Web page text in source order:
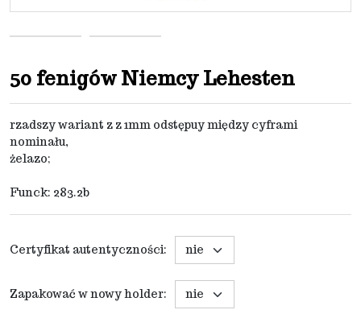
50 fenigów Niemcy Lehesten
rzadszy wariant z z 1mm odstępuy między cyframi
nominału,
żelazo;
Funck: 283.2b
Certyfikat autentyczności:
Zapakować w nowy holder: